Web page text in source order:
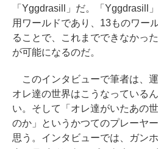
「Yggdrasill」だ。「Yggdrasill
用ワールドであり、13ものワー
ることで、これまでできなかっ
が可能になるのだ。
このインタビューで筆者は、
オレ達の世界はこうなっている
い。そして「オレ達がいたあの
のか」というかつてのプレーヤ
思う。インタビューでは、ガン